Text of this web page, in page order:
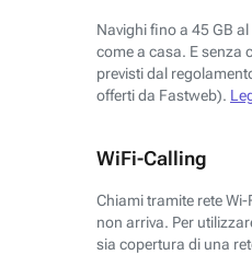
Navighi fino a 45 GB
come a casa. E senza
previsti dal
offerti da Fastweb).
WiFi-Calling
Chiami tramite rete
non arriva. Per
sia copertura di una